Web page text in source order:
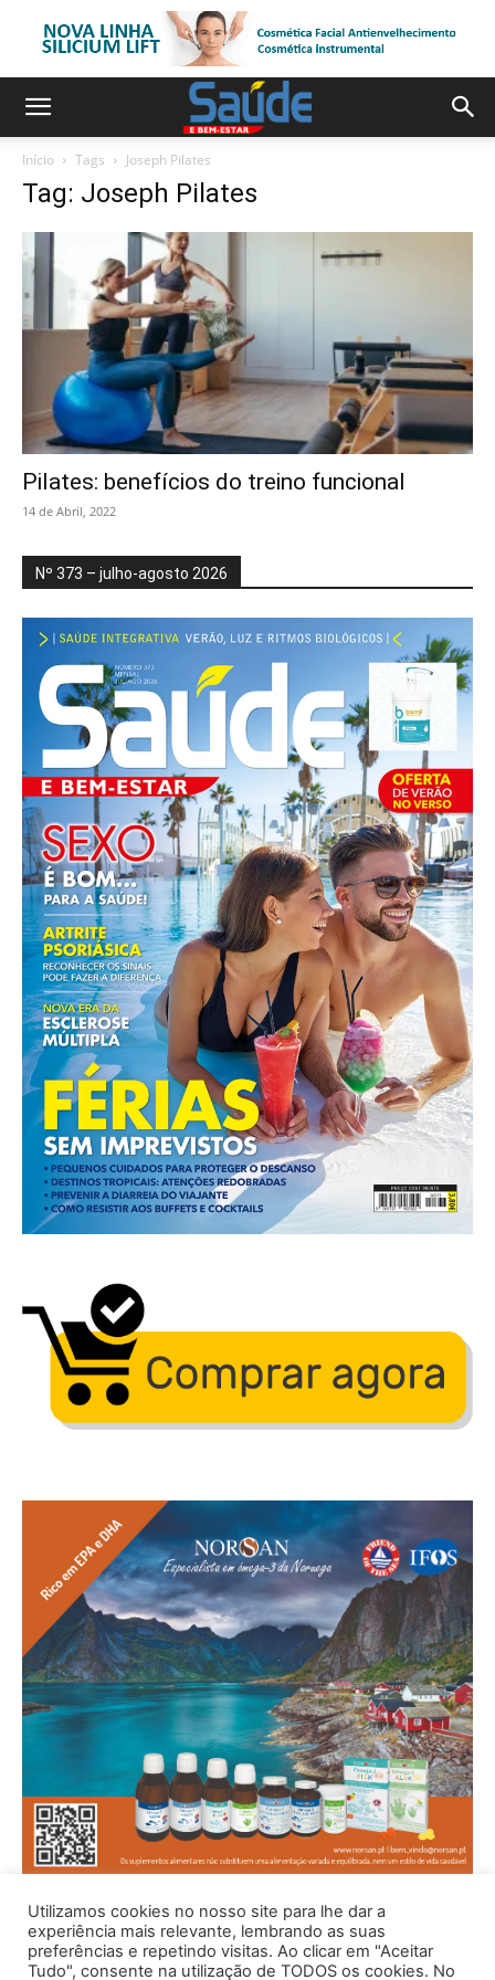
Início Tags Joseph Pilates
Tag: Joseph Pilates
Pilates: benefícios do treino funcional
14 de Abril, 2022
Nº 373 – julho-agosto 2026
Utilizamos cookies no nosso site para lhe dar a
experiência mais relevante, lembrando as suas
preferências e repetindo visitas. Ao clicar em "Aceitar
Tudo", consente na utilização de TODOS os cookies. No